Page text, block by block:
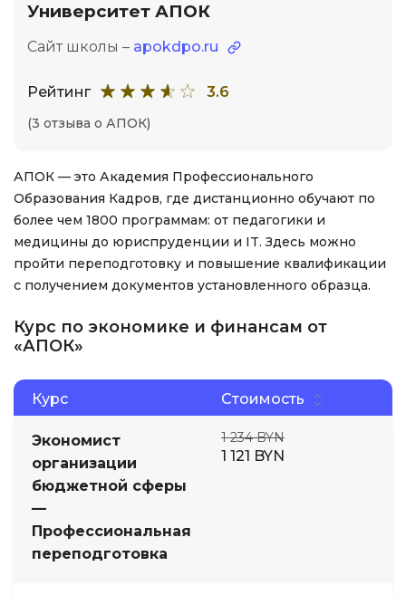
Университет АПОК
Сайт школы – apokdpo.ru
Рейтинг 3.6
(3 отзыва о АПОК)
АПОК — это Академия Профессионального
Образования Кадров, где дистанционно обучают по
более чем 1800 программам: от педагогики и
медицины до юриспруденции и IT. Здесь можно
пройти переподготовку и повышение квалификации
с получением документов установленного образца.
Курс по экономике и финансам от
«АПОК»
Курс Стоимость
Экономист
организации
бюджетной сферы
—
Профессиональная
переподготовка
1 234 BYN
1 121 BYN